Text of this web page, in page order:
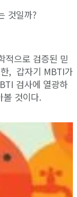
것일까?
적으로 검증된 믿
, 갑자기 MBTI가
검사에 열광하
볼 것이다.